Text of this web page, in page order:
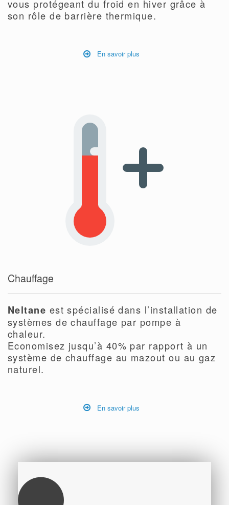
vous protégeant du froid en hiver grâce à
son rôle de barrière thermique.
En savoir plus
Chauffage
Neltane est spécialisé dans l’installation de
systèmes de chauffage par pompe à
chaleur.
Economisez jusqu’à 40% par rapport à un
système de chauffage au mazout ou au gaz
naturel.
En savoir plus